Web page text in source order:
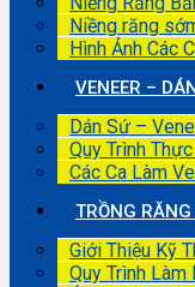
Niềng răng
Hình Ảnh Các
VENEER –
Dán Sứ –
Quy Trình
Các Ca Làm
TRỒNG
Giới Thiệu Kỹ
Quy Trình Làm